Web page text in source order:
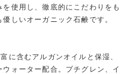
使用し、徹底的にこだわりをも
しいオーガニック石鹸です。
に含むアルガンオイルと保湿、
ォーター配合。プチグレン、イ